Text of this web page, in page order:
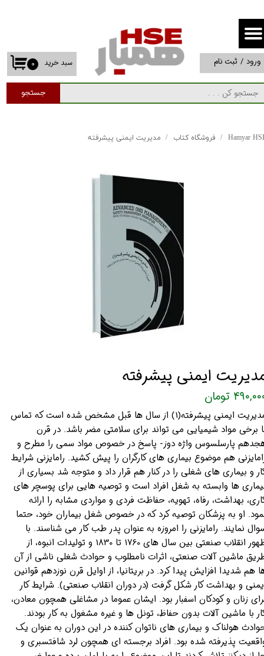
جستجو
۰ سبد خرید ورود / ثبت نام
حساب کاربری من
تغییر گذر واژه
سفارشات
Hamyar فروشگاه کتاب مدیریت ایمنی پیشرفته
ایمنی پیشرفته
تومان
مدیریت ایمنی پیشرفته(1) از سال ها قبل مشخص شده است که تماس
برخی مواد شیمیایی می تواند برای سلامتی مضر باشد. در قرن
پارسلسوس واژه دوز- پاسخ در خصوص مواد سمی را مطرح و
هم موضوع بیماری های کارگران را پیش کشید. رامایزنی شرایط
و بیماری های شغلی را در کنار هم قرار داد و متوجه شد بسیاری از
ها وابسته به شغل افراد است و توصیه هایی برای پوسچر های
بهداشت، رفاه، تهویه، حفاظت فردی و مواردی مشابه را ارائه
او به پزشکان توصیه کرد که در خصوص شغل بیماران خود، حتما
نمایند. رامایزنی را امروزه به عنوان پدر طب کار می شناسند. با
ظهور انقلاب صنعتی بین سال های 1760 تا 1830 و تولیدات انبوه، از
ماشین آلات صنعتی، اثرات نامطلوب و حوادث شغلی ناشی از آن
هم شدیدا افزایش پیدا کرد. در بریتانیا، از اوایل قرن نوزدهم قوانین
و بهداشت کار شکل گرفت (در دوران انقلاب صنعتی). شرایط کار
زنان و کودکان اسفبار بود. ایشان عموما در مشاغلی همچون معادن،
با ماشین آلات بدون حفاظ، تونل ها و غیره مشغول به کار بودند.
هولناک و بیماری های ناتوان کننده در این دوران به عنوان یک
پذیرفته شده بود. افراد برجسته ای همچون لرد شافتسبری و